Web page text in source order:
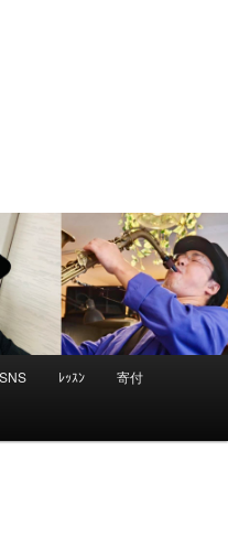
SNS ﾚｯｽﾝ 寄付